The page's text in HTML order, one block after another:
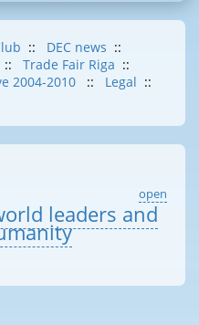
:: DEC news ::
:: Trade Fair Riga ::
2004-2010 :: Legal ::
open
leaders and